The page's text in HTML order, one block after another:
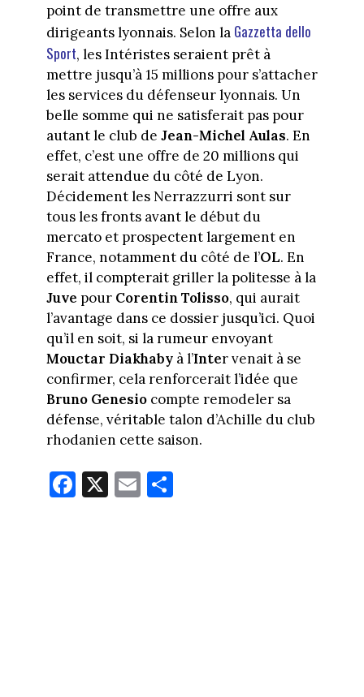
point de transmettre une offre aux
dirigeants lyonnais. Selon la Gazzetta dello
Sport, les Intéristes seraient prêt à
mettre jusqu’à 15 millions pour s’attacher
les services du défenseur lyonnais. Un
belle somme qui ne satisferait pas pour
autant le club de Jean-Michel Aulas. En
effet, c’est une offre de 20 millions qui
serait attendue du côté de Lyon.
Décidement les Nerrazzurri sont sur
tous les fronts avant le début du
mercato et prospectent largement en
France, notamment du côté de l’OL. En
effet, il compterait griller la politesse à la
Juve pour Corentin Tolisso, qui aurait
l’avantage dans ce dossier jusqu’ici. Quoi
qu’il en soit, si la rumeur envoyant
Mouctar Diakhabyà l’Inter venait à se
confirmer, cela renforcerait l’idée que
Bruno Genesiocompte remodeler sa
défense, véritable talon d’Achille du club
rhodanien cette saison.
Fa
ce
X E
m
Pa